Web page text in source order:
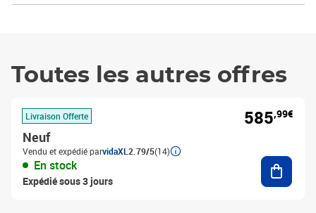
Toutes les autres offres
Livraison Offerte
Neuf
Vendu et expédié parvidaXL 2.79/5(14)
En stock
Expédié sous 3 jours
585,99€